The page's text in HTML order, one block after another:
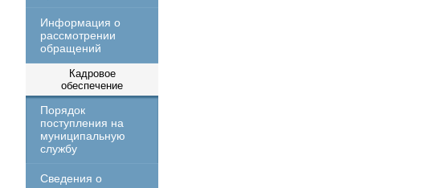
Информация о
рассмотрении
обращений
Кадровое
обеспечение
Порядок
поступления на
муниципальную
службу
Сведения о